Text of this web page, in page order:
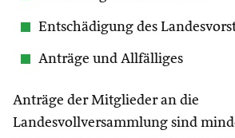
Entschädigung des
Anträge und Allfälliges
Anträge der Mitglieder an die
Landesvollversammlung sind